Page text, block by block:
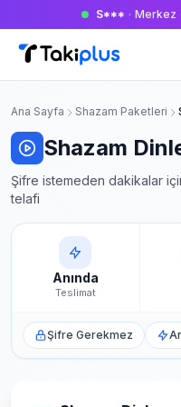
S*** · Merkez
Anasayfa
Ana Sayfa Shazam Paketleri
Shazam
Şifre istemeden dakikalar
telafi
Anında
Teslimat
Şifre Gerekmez